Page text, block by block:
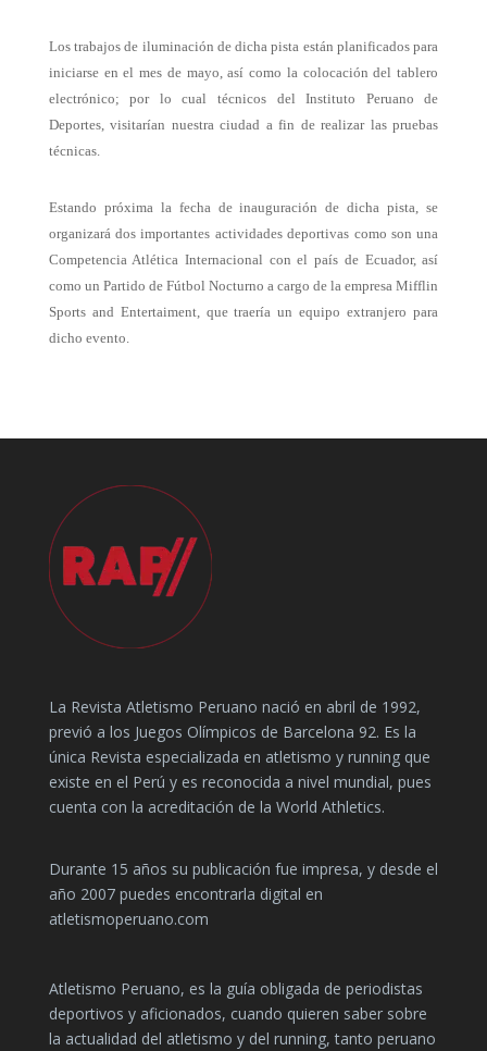
Los trabajos de iluminación de dicha pista están planificados para
iniciarse en el mes de mayo, así como la colocación del tablero
electrónico; por lo cual técnicos del Instituto Peruano de
Deportes, visitarían nuestra ciudad a fin de realizar las pruebas
técnicas.
Estando próxima la fecha de inauguración de dicha pista, se
organizará dos importantes actividades deportivas como son una
Competencia Atlética Internacional con el país de Ecuador, así
como un Partido de Fútbol Nocturno a cargo de la empresa Mifflin
Sports and Entertaiment, que traería un equipo extranjero para
dicho evento.
La Revista Atletismo Peruano nació en abril de 1992,
previó a los Juegos Olímpicos de Barcelona 92. Es la
única Revista especializada en atletismo y running que
existe en el Perú y es reconocida a nivel mundial, pues
cuenta con la acreditación de la World Athletics.
Durante 15 años su publicación fue impresa, y desde el
año 2007 puedes encontrarla digital en
atletismoperuano.com
Atletismo Peruano, es la guía obligada de periodistas
deportivos y aficionados, cuando quieren saber sobre
la actualidad del atletismo y del running, tanto peruano